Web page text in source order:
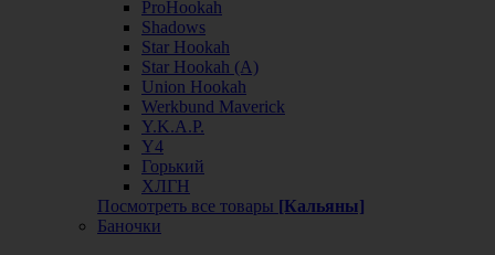
ProHookah
Shadows
Star Hookah
Star Hookah (А)
Union Hookah
Werkbund Maverick
Y.K.A.P.
Y4
Горький
ХЛГН
Посмотреть все товары [Кальяны]
Баночки